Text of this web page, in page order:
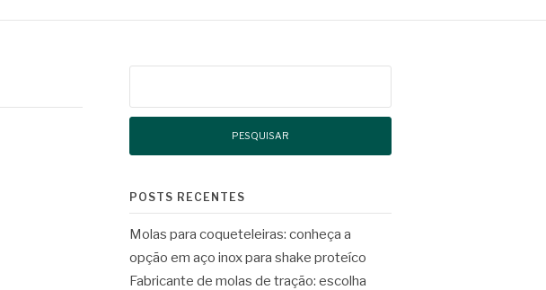
POSTS RECENTES
Molas para coqueteleiras: conheça a
opção em aço inox para shake proteíco
Fabricante de molas de tração: escolha